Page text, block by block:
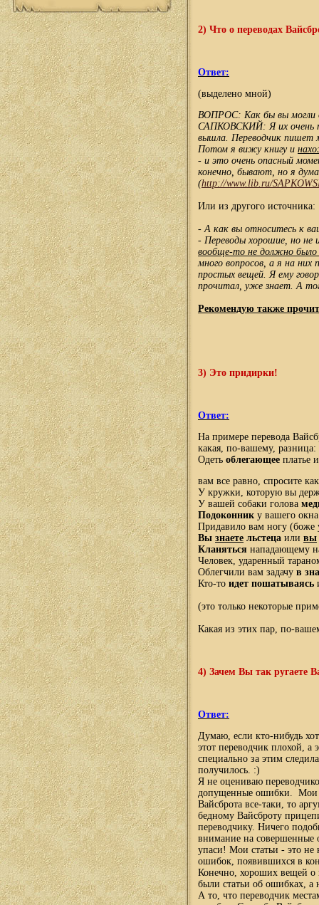
2) Что о переводах
Ответ:
(выделено мной)
ВОПРОС: Как бы вы могли
САПКОВСКИЙ: Я их очень
вышла. Переводчик пишет
Потом я вижу книгу и
- и это очень опасный
конечно, бывают, но я
(http://www.lib.ru/
Или из другого источника:
- А как вы относитесь к
- Переводы хорошие, но не
вообще-то не должно
много вопросов, а я на
простых вещей. Я ему
прочитал, уже знает. А
Рекомендую также
3) Это придирки!
Ответ:
На примере перевода
какая, по-вашему, разница:
Одеть облегающее платье
вам все равно, спросите
У кружки, которую вы
У вашей собаки голова
Подоконник у вашего
Придавило вам ногу (боже
Вы знаете льстеца или вы
Кланяться нападающему
Человек, ударенный
Облегчили вам задачу в
Кто-то идет пошатываясь
(это только некоторые
Какая из этих пар, по-
4) Зачем Вы так ругаете
Ответ:
Думаю, если кто-нибудь
этот переводчик плохой, а
специально за этим
получилось. :)
Я не оцениваю
допущенные ошибки. Мои
Вайсброта все-таки, то
бедному Вайсброту
переводчику. Ничего
внимание на совершенные
упаси! Мои статьи - это не
ошибок, появившихся в
Конечно, хороших вещей о
были статьи об ошибках, а
А то, что переводчик